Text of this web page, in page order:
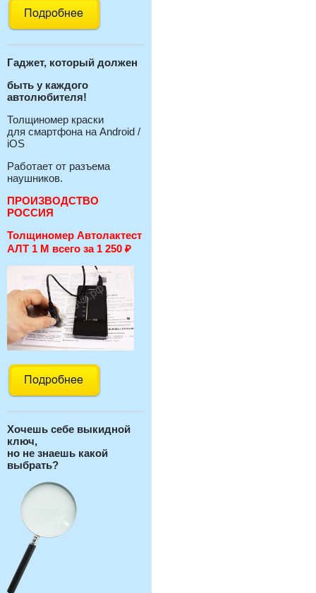
Гаджет, который должен
быть у каждого
автолюбителя!
Толщиномер краски
для смартфона на Android /
iOS
Работает от разъема
наушников.
ПРОИЗВОДСТВО
РОССИЯ
Толщиномер Автолактест
АЛТ 1 М всего за 1 250 ₽
Хочешь себе выкидной
ключ,
но не знаешь какой
выбрать?